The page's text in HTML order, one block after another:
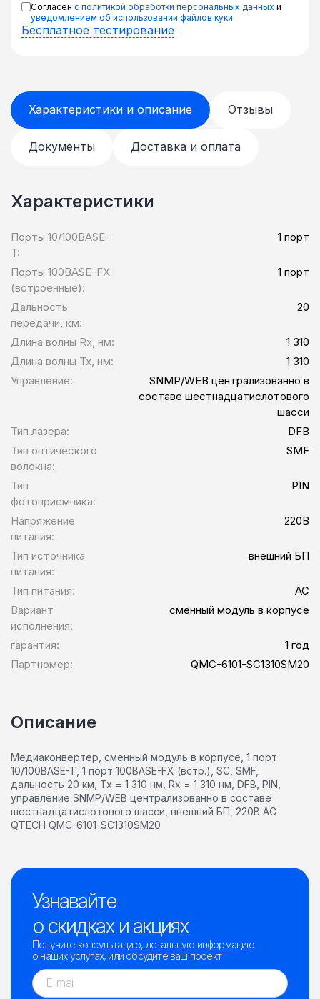
Согласен с политикой обработки персональных данных и
уведомлением об использовании файлов куки
Бесплатное тестирование
Характеристики и описание Отзывы
Документы Доставка и оплата
Характеристики
Порты 10/100BASE-
T:
1 порт
Порты 100BASE-FX
(встроенные):
1 порт
Дальность
передачи, км:
20
Длина волны Rx, нм:
1 310
Длина волны Tx, нм:
1 310
Управление:
SNMP/WEB централизованно в
составе шестнадцатислотового
шасси
Тип лазера:
DFB
Тип оптического
волокна:
SMF
Тип
фотоприемника:
PIN
Напряжение
питания:
220В
Тип источника
питания:
внешний БП
Тип питания:
AC
Вариант
исполнения:
сменный модуль в корпусе
гарантия:
1 год
Партномер:
QMC-6101-SC1310SM20
Описание
Медиаконвертер, сменный модуль в корпусе, 1 порт
10/100BASE-T, 1 порт 100BASE-FX (встр.), SC, SMF,
дальность 20 км, Tx = 1 310 нм, Rx = 1 310 нм, DFB, PIN,
управление SNMP/WEB централизованно в составе
шестнадцатислотового шасси, внешний БП, 220В AC
QTECH QMC-6101-SC1310SM20
Узнавайте
о скидках и акциях
Получите консультацию, детальную информацию
о наших услугах, или обсудите ваш проект